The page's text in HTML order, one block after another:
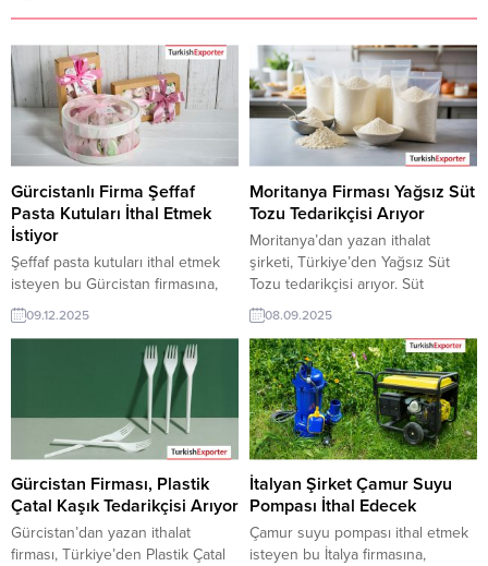
Gürcistanlı Firma Şeffaf
Pasta Kutuları İthal Etmek
İstiyor
Şeffaf pasta kutuları ithal etmek
isteyen bu Gürcistan firmasına,
Türkiye’de ambalaj sanayi ve gıda
ambalaj ürünleri ile pasta kutuları
üreticisi veya tedarikçisi olan
ihracatçı firmalar teklif sunabilirler.
Yeni bir ihracat pazarı fırsatı olan
bu alım ilanının iletişim bilgilerine
TurkishExporter VIP üyeleri ile TE
üyelik kredisi sahibi ihracat
şirketleri erişebilmektedir. ➤...
09.12.2025
Moritanya Firması Yağsız Süt
Tozu Tedarikçisi Arıyor
Moritanya’dan yazan ithalat
şirketi, Türkiye’den Yağsız Süt
Tozu tedarikçisi arıyor. Süt
ürünleri & gıda katkıları üreticisi
olan Türk şirketler için
Moritanya’dan gelen bu talep yeni
bir ihracat pazarı olabilir. Bu alım
ilanın detaylarına TurkishExporter
/ VIP üyeleri cevap verebilir. ➤
Talebin detaylarına buradan
ulaşabilirsiniz. Tüm Süt
Ürünleri İthalat
TalepleriMoritanya’dan Gelen
İthalat...
08.09.2025
Gürcistan Firması, Plastik
Çatal Kaşık Tedarikçisi Arıyor
Gürcistan’dan yazan ithalat
firması, Türkiye’den Plastik Çatal
İtalyan Şirket Çamur Suyu
Pompası İthal Edecek
Çamur suyu pompası ithal etmek
isteyen bu İtalya firmasına,